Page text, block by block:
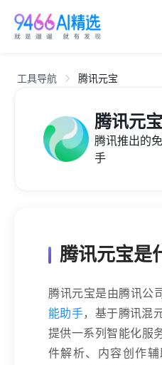
工具导航 腾讯元宝
腾讯元宝
腾讯推出的
手
腾讯元宝是
腾讯元宝是由腾讯公
能助手，基于腾讯混
提供一系列智能化服
件解析、内容创作